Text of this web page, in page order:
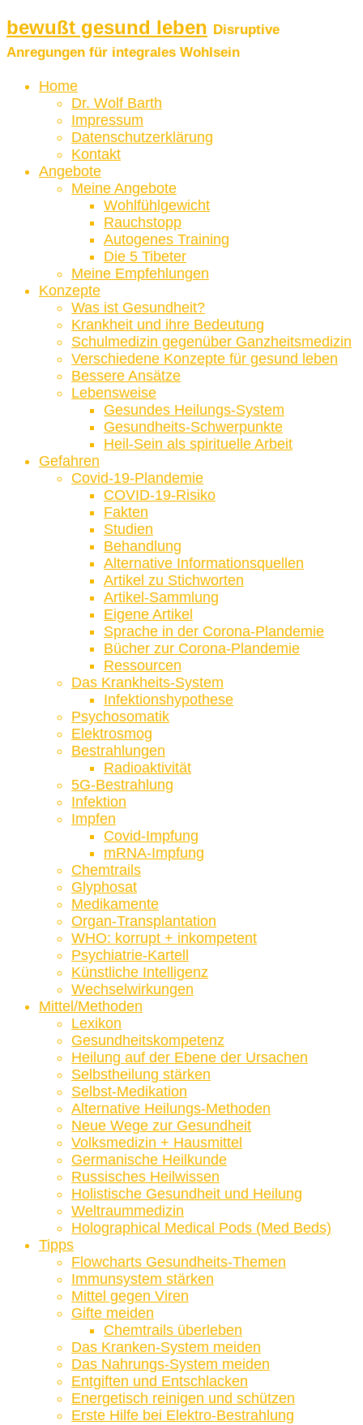
bewußt gesund leben Disruptive
Anregungen für integrales Wohlsein
Home
Dr. Wolf Barth
Impressum
Datenschutzerklärung
Kontakt
Angebote
Meine Angebote
Wohlfühlgewicht
Rauchstopp
Autogenes Training
Die 5 Tibeter
Meine Empfehlungen
Konzepte
Was ist Gesundheit?
Krankheit und ihre Bedeutung
Schulmedizin gegenüber Ganzheitsmedizin
Verschiedene Konzepte für gesund leben
Bessere Ansätze
Lebensweise
Gesundes Heilungs-System
Gesundheits-Schwerpunkte
Heil-Sein als spirituelle Arbeit
Gefahren
Covid-19-Plandemie
COVID-19-Risiko
Fakten
Studien
Behandlung
Alternative Informationsquellen
Artikel zu Stichworten
Artikel-Sammlung
Eigene Artikel
Sprache in der Corona-Plandemie
Bücher zur Corona-Plandemie
Ressourcen
Das Krankheits-System
Infektionshypothese
Psychosomatik
Elektrosmog
Bestrahlungen
Radioaktivität
5G-Bestrahlung
Infektion
Impfen
Covid-Impfung
mRNA-Impfung
Chemtrails
Glyphosat
Medikamente
Organ-Transplantation
WHO: korrupt + inkompetent
Psychiatrie-Kartell
Künstliche Intelligenz
Wechselwirkungen
Mittel/Methoden
Lexikon
Gesundheitskompetenz
Heilung auf der Ebene der Ursachen
Selbstheilung stärken
Selbst-Medikation
Alternative Heilungs-Methoden
Neue Wege zur Gesundheit
Volksmedizin + Hausmittel
Germanische Heilkunde
Russisches Heilwissen
Holistische Gesundheit und Heilung
Weltraummedizin
Holographical Medical Pods (Med Beds)
Tipps
Flowcharts Gesundheits-Themen
Immunsystem stärken
Mittel gegen Viren
Gifte meiden
Chemtrails überleben
Das Kranken-System meiden
Das Nahrungs-System meiden
Entgiften und Entschlacken
Energetisch reinigen und schützen
Erste Hilfe bei Elektro-Bestrahlung